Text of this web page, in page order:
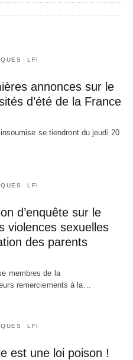
LFI
annonces sur le
d’été de la France
se tiendront du jeudi 20
LFI
d’enquête sur le
violences sexuelles
des parents
membres de la
remerciements à la…
LFI
est une loi poison !